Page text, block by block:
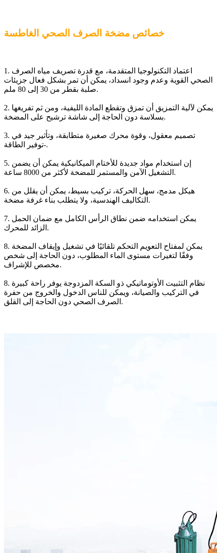
خصائص مضخة الصرف الصحي الغاطسة
1. اعتماد التكنولوجيا المتقدمة، مع قدرة تصريف مياه الصرف
الصحي القوية وعدم وجود انسداد، يمكن أن تمر بشكل فعال جزيئات
صلبة بقطر من 30 إلى 80 ملم.
2. يمكن لآلية التمزيق أن تمزق وتقطع المادة الليفية، ومن ثم تفريغها
بسلاسة دون الحاجة إلى شاشة ترشيح على المضخة.
3. تصميم معقول، وقوة محرك صغيرة متطابقة، وتأثير جيد في
توفير الطاقة-.
5. إن استخدام مواد جديدة للأختام الميكانيكية يمكن أن يضمن
التشغيل الآمن والمستمر للمضخة لأكثر من 8000 ساعة.
6. هيكل مدمج، سهل الحركة، تركيب بسيط، يمكن أن يقلل من
التكاليف الهندسية، ولا يتطلب بناء غرفة مضخة.
7. يمكن استخدامه ضمن نطاق الرأس الكامل مع ضمان الحمل
الزائد للمحرك.
8. يمكن لمفتاح التعويم التحكم تلقائيًا في تشغيل وإيقاف المضخة
وفقًا لتغيرات مستوى الماء المطلوب، دون الحاجة إلى شخص
مخصص للإشراف.
8. نظام التثبيت الأوتوماتيكي ذو السكة المزدوجة يوفر راحة كبيرة
في التركيب والصيانة، ويمكن للناس الدخول والخروج من حفرة
الصرف الصحي دون الحاجة إلى القلق.